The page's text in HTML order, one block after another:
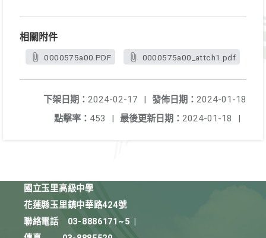
相關附件
0000575a00.PDF 0000575a00_attch1.pdf
發佈日期： 2024-01-18
下架日期： 2024-02-17
|
最後更新日期： 2024-01-18 |
點擊率： 453 |
國立玉里高級中學
花蓮縣玉里鎮中華路424號
聯絡電話
03-8886171~5